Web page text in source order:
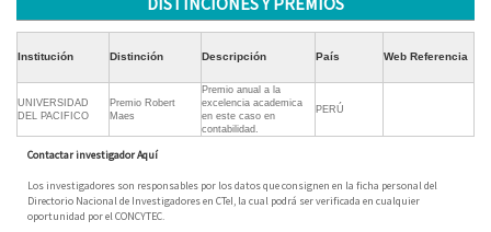
Institución Distinción Descripción País Web Referencia
UNIVERSIDAD
DEL PACIFICO
Premio Robert
Maes
Premio anual a la
excelencia academica
en este caso en
contabilidad.
PERÚ
Contactar investigador Aquí
Los investigadores son responsables por los datos que consignen en la ficha personal del
Directorio Nacional de Investigadores en CTeI, la cual podrá ser verificada en cualquier
oportunidad por el CONCYTEC.